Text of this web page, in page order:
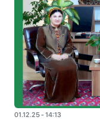
01.12.25 - 14:13